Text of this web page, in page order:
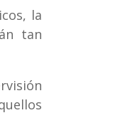
la
tan